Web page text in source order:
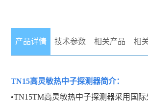
产品详情 技术参数 相关产品 相
TN15高灵敏热中子探测器简介：
•TN15TM高灵敏热中子探测器采用国